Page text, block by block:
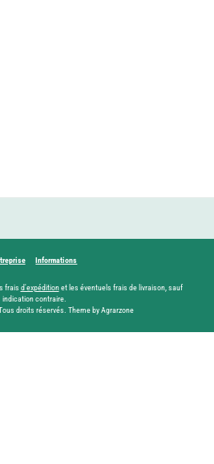
Informations
frais d'expéditionet les éventuels frais de livraison, sauf
indication contraire.
droits réservés. Theme by Agrarzone